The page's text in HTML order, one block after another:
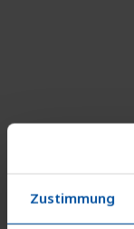
Zustimmung